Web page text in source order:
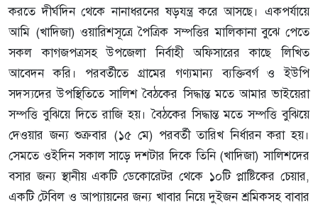
করতে দীর্ঘদিন থেকে নানাধরনের ষড়যন্ত্র করে আসছে। একপর্যায়ে
আমি (খাদিজা) ওয়ারিশসূত্রে পৈত্রিক সম্পত্তির মালিকানা বুঝে পেতে
সকল কাগজপত্রসহ উপজেলা নির্বাহী অফিসারের কাছে লিখিত
আবেদন করি। পরবর্তীতে গ্রামের গণ্যমান্য ব্যক্তিবর্গ ও ইউপি
সদস্যদের উপস্থিতিতে সালিশ বৈঠকের সিদ্ধান্ত মতে আমার ভাইয়েরা
সম্পত্তি বুঝিয়ে দিতে রাজি হয়। বৈঠকের সিদ্ধান্ত মতে সম্পত্তি বুঝিয়ে
দেওয়ার জন্য শুক্রবার (১৫ মে) পরবর্তী তারিখ নির্ধারন করা হয়।
সেমতে ওইদিন সকাল সাড়ে দশটার দিকে তিনি (খাদিজা) সালিশদের
বসার জন্য স্থানীয় একটি ডেকোরেটর থেকে ১০টি প্লাষ্টিকের চেয়ার,
একটি টেবিল ও আপ্যায়নের জন্য খাবার নিয়ে দুইজন শ্রমিকসহ বাবার